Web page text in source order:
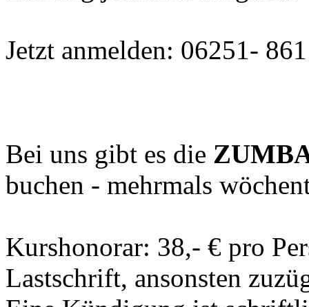
Jetzt anmelden: 06251-
Bei uns gibt es die
buchen - mehrmals
Kurshonorar: 38,- € pro
Lastschrift, ansonsten